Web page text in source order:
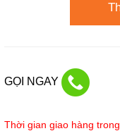
GỌI NGAY
Thời gian giao hàng